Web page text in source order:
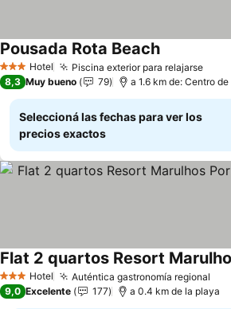
3 Estrellas
Hotel Piscina exterior para relajarseVer
Pousada Rota BeachVer precios
8,3 Muy bueno 79 a 1.6 km de: Centro
Seleccioná las fechas para ver los
precios exactos
3 Estrellas
Hotel Auténtica gastronomía regional
Ver precios
9,0 Excelente 177 a 0.4 km de la playa